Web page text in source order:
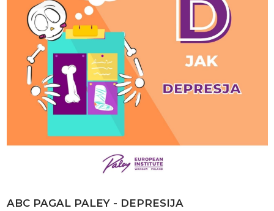
ABC PAGAL PALEY - DEPRESIJA